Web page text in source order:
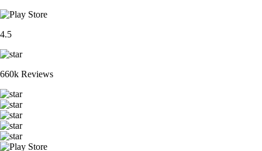
4.5
660k Reviews